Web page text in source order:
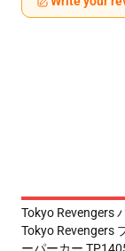
Tokyo Revengers
Tokyo Revengers